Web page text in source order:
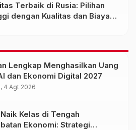
Terbaik di Rusia: Pilihan
dengan Kualitas dan Biaya
Lengkap Menghasilkan Uang
dan Ekonomi Digital 2027
4 Agt 2026
Kelas di Tengah
Ekonomi: Strategi